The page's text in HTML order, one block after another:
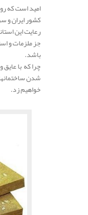
امید است که
کشور ایران و
رعایت این
جز ملزمات و
باشد.
چرا که با
شدن
خواهیم زد.